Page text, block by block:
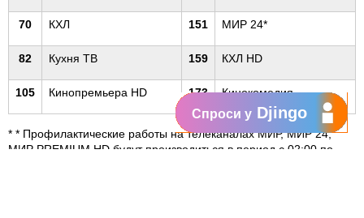
70 КХЛ 151 МИР 24*
82 Кухня ТВ 159 КХЛ HD
105 Кинопремьера HD 173 Кинокомедия
* * Профилактические работы на телеканалах МИР, МИР 24,
МИР PREMIUM HD будут производиться в период с 02:00 по
Спроси у Djingo